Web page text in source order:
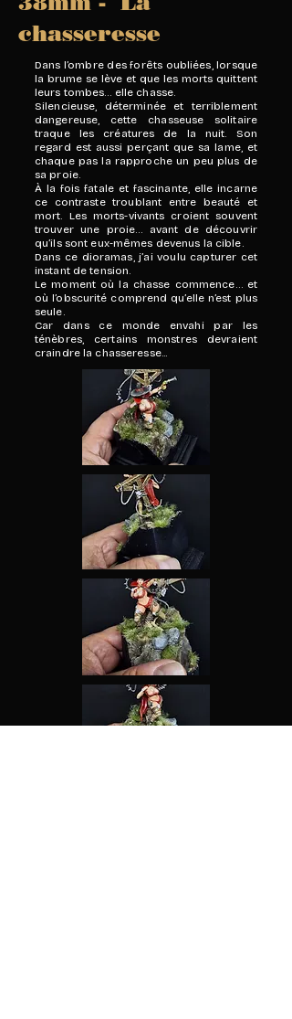
chasseresse
Dans l’ombre des forêts oubliées, lorsque
la brume se lève et que les morts quittent
leurs tombes… elle chasse.
Silencieuse, déterminée et terriblement
dangereuse, cette chasseuse solitaire
traque les créatures de la nuit. Son
regard est aussi perçant que sa lame, et
chaque pas la rapproche un peu plus de
sa proie.
À la fois fatale et fascinante, elle incarne
ce contraste troublant entre beauté et
mort. Les morts-vivants croient souvent
trouver une proie… avant de découvrir
qu’ils sont eux-mêmes devenus la cible.
Dans ce dioramas, j’ai voulu capturer cet
instant de tension.
Le moment où la chasse commence… et
où l’obscurité comprend qu’elle n’est plus
seule.
Car dans ce monde envahi par les
ténèbres, certains monstres devraient
craindre la chasseresse...